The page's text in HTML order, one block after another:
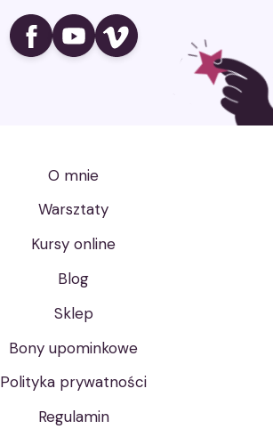
Ikona social media
Ikona social media
Ikona social media
O mnie
Warsztaty
Kursy online
Blog
Sklep
Bony upominkowe
Polityka prywatności
Regulamin